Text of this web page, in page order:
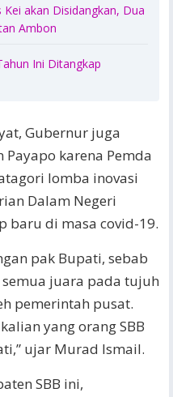
akan Disidangkan, Dua
Ambon
Ini Ditangkap
Gubernur juga
karena Pemda
lomba inovasi
Dalam Negeri
baru di masa covid-19.
pak Bupati, sebab
semua juara pada tujuh
pemerintah pusat.
yang orang SBB
ujar Murad Ismail.
SBB ini,